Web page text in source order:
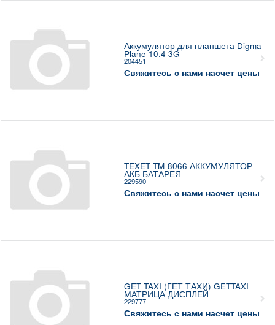
Аккумулятор для планшета Digma
Plane 10.4 3G
204451
Свяжитесь с нами насчет цены
TEXET TM-8066 АККУМУЛЯТОР
АКБ БАТАРЕЯ
229590
Свяжитесь с нами насчет цены
GET TAXI (ГЕТ ТАХИ) GETTAXI
МАТРИЦА ДИСПЛЕЙ
229777
Свяжитесь с нами насчет цены